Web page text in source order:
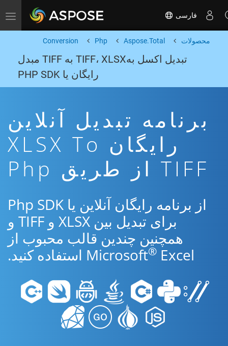
Toggle navigation فارسی
محصولات Aspose.Total
Php
Conversion
تبدیل اکسل بهTIFF، XLSX به TIFF مبدل
رایگان یا PHP SDK
برنامه تبدیل آنلاین
رایگان XLSX To
TIFF از طریق Php
از برنامه رایگان آنلاین یا Php SDK
برای تبدیل بین XLSX و TIFF و
همچنین چندین قالب محبوب از
Microsoft® Excel استفاده کنید.